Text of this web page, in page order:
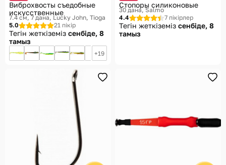
Виброхвосты съедобные
искусственные
7.4 см, 7 дана Lucky John, Tioga
5.0
21 пікір
Тегін жеткіземіз сенбіде, 8
тамыз
19
Стопоры силиконовые
30 дана Salmo
4.4
7 пікірлер
Тегін жеткіземіз сенбіде, 8
тамыз